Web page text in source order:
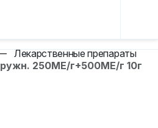
Лекарственные препараты
250МЕ/г+500МЕ/г 10г